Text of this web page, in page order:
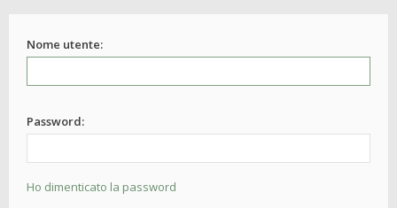
Nome utente:
Password:
Ho dimenticato la password